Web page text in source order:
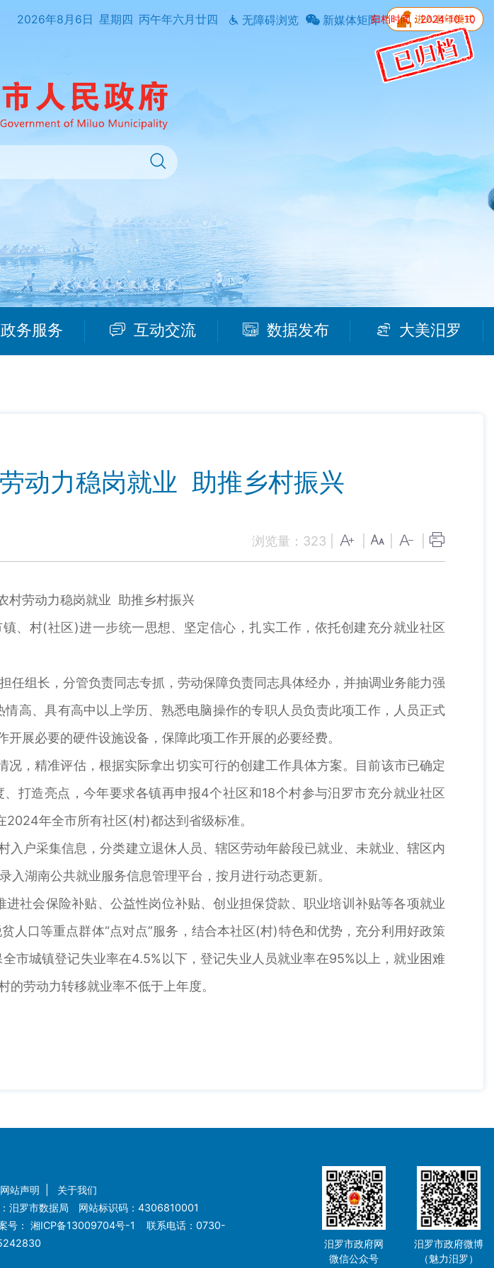
归档时间：2024-10-10
2026年8月6日 星期四 丙午年六月廿四 无障碍浏览 新媒体矩阵
政务服务 互动交流 数据发布 大美汨罗
动力稳岗就业 助推乡村振兴
浏览量： 323
村劳动力稳岗就业 助推乡村振兴
、村(社区)进一步统一思想、坚定信心，扎实工作，依托创建充分就业社区
组长，分管负责同志专抓，劳动保障负责同志具体经办，并抽调业务能力强
高、具有高中以上学历、熟悉电脑操作的专职人员负责此项工作，人员正式
展必要的硬件设施设备，保障此项工作开展的必要经费。
，精准评估，根据实际拿出切实可行的创建工作具体方案。目前该市已确定
打造亮点，今年要求各镇再申报4个社区和18个村参与汨罗市充分就业社区
年全市所有社区(村)都达到省级标准。
户采集信息，分类建立退休人员、辖区劳动年龄段已就业、未就业、辖区内
湖南公共就业服务信息管理平台，按月进行动态更新。
社会保险补贴、公益性岗位补贴、创业担保贷款、职业培训补贴等各项就业
人口等重点群体“点对点”服务，结合本社区(村)特色和优势，充分利用好政策
市城镇登记失业率在4.5%以下，登记失业人员就业率在95%以上，就业困难
的劳动力转移就业率不低于上年度。
网站声明
关于我们
汨罗市数据局 网站标识码：4306810001
号： 湘ICP备13009704号-1
联系电话：0730-
汨罗市政府网
微信公众号
汨罗市政府微博
（魅力汨罗）